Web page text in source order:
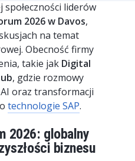
społeczności liderów
2026 w Davos,
na temat
Obecność firmy
takie jak Digital
, gdzie rozmowy
oraz transformacji
technologie SAP.
2026: globalny
biznesu